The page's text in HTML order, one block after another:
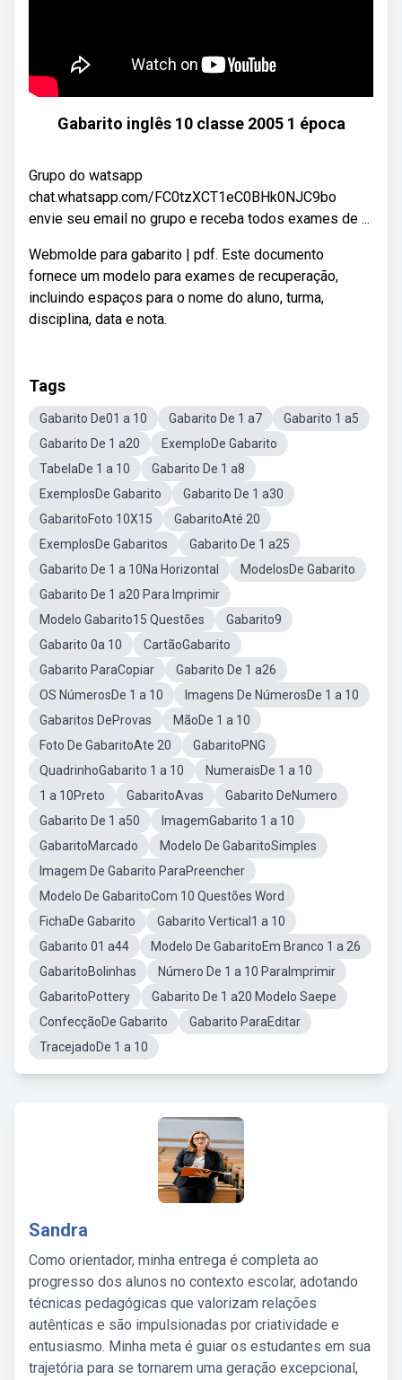
Gabarito inglês 10 classe 2005 1 época
Grupo do watsapp
chat.whatsapp.com/FC0tzXCT1eC0BHk0NJC9bo
envie seu email no grupo e receba todos exames de ...
Webmolde para gabarito | pdf. Este documento
fornece um modelo para exames de recuperação,
incluindo espaços para o nome do aluno, turma,
disciplina, data e nota.
Tags
Gabarito De01 a 10 Gabarito De 1 a7
Gabarito 1 a5
Gabarito De 1 a20
ExemploDe Gabarito
TabelaDe 1 a 10
Gabarito De 1 a8
ExemplosDe Gabarito
Gabarito De 1 a30
GabaritoFoto 10X15
GabaritoAté 20
ExemplosDe Gabaritos
Gabarito De 1 a25
Gabarito De 1 a 10Na Horizontal
ModelosDe Gabarito
Gabarito De 1 a20 Para Imprimir
Modelo Gabarito15 Questões
Gabarito9
Gabarito 0a 10
CartãoGabarito
Gabarito ParaCopiar
Gabarito De 1 a26
OS NúmerosDe 1 a 10
Imagens De NúmerosDe 1 a 10
Gabaritos DeProvas
MãoDe 1 a 10
Foto De GabaritoAte 20
GabaritoPNG
QuadrinhoGabarito 1 a 10
NumeraisDe 1 a 10
1 a 10Preto
GabaritoAvas
Gabarito DeNumero
Gabarito De 1 a50
ImagemGabarito 1 a 10
GabaritoMarcado
Modelo De GabaritoSimples
Imagem De Gabarito ParaPreencher
Modelo De GabaritoCom 10 Questões Word
FichaDe Gabarito
Gabarito Vertical1 a 10
Gabarito 01 a44
Modelo De GabaritoEm Branco 1 a 26
GabaritoBolinhas
Número De 1 a 10 ParaImprimir
GabaritoPottery
Gabarito De 1 a20 Modelo Saepe
ConfecçãoDe Gabarito
Gabarito ParaEditar
TracejadoDe 1 a 10
Sandra
Como orientador, minha entrega é completa ao
progresso dos alunos no contexto escolar, adotando
técnicas pedagógicas que valorizam relações
autênticas e são impulsionadas por criatividade e
entusiasmo. Minha meta é guiar os estudantes em sua
trajetória para se tornarem uma geração excepcional,